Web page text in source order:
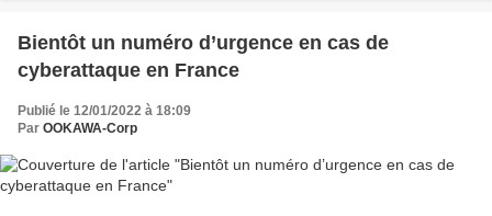
Bientôt un numéro d’urgence en cas de
cyberattaque en France
Publié le 12/01/2022 à 18:09
Par OOKAWA-Corp